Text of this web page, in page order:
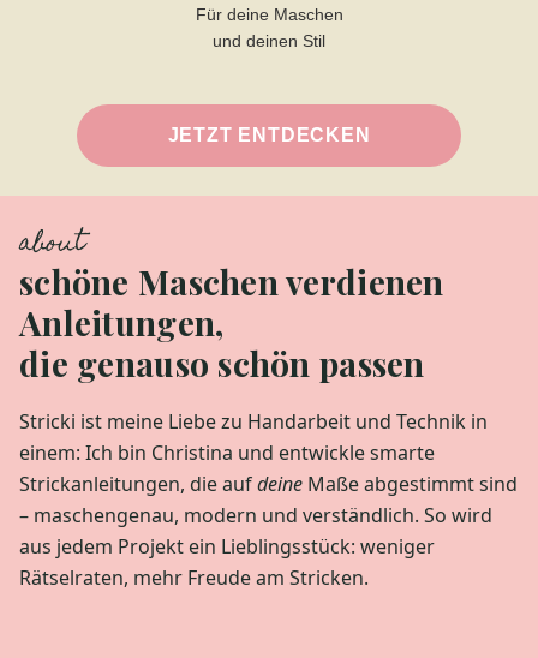
Für deine Maschen
und deinen Stil
JETZT ENTDECKEN
about
schöne Maschen verdienen
Anleitungen,
die genauso schön passen
Stricki ist meine Liebe zu Handarbeit und Technik in
einem: Ich bin Christina und entwickle smarte
Strickanleitungen, die aufdeine Maße abgestimmt sind
– maschengenau, modern und verständlich. So wird
aus jedem Projekt ein Lieblingsstück: weniger
Rätselraten, mehr Freude am Stricken.